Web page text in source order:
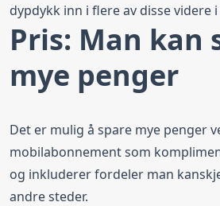
dypdykk inn i flere av disse videre
Pris: Man kan
mye penger
Det er mulig å spare mye penger
mobilabonnement som
og inkluderer fordeler man
andre steder.